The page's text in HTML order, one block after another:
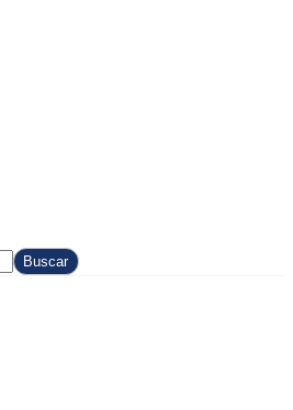
Buscar